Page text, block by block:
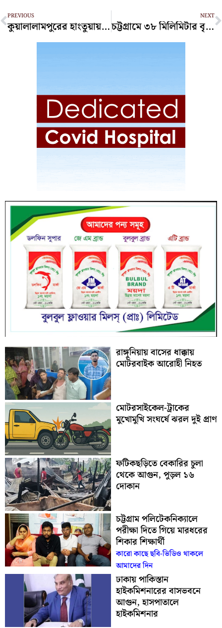
Prev
PREVIOUS
কুয়ালালামপুরের হাংতুয়ায় চালু হলো বাংলাদেশি রেস্টুরেন্ট ‘মেজবান’
NEXT
চট্টগ্রামে ৩৮ মিলিমিটার বৃষ্টিপাত, নিচু এলাকায় জলাবদ্ধতা
রাঙ্গুনিয়ায় বাসের ধাক্কায়
মোটরবাইক আরোহী নিহত
মোটরসাইকেল-ট্রাকের
মুখোমুখি সংঘর্ষে ঝরল দুই প্রাণ
ফটিকছড়িতে বেকারির চুলা
থেকে আগুন, পুড়ল ১৬
দোকান
চট্টগ্রাম পলিটেকনিক্যালে
পরীক্ষা দিতে গিয়ে মারধরের
শিকার শিক্ষার্থী
কারো কাছে ছবি-ভিডিও থাকলে
আমাদের দিন
ঢাকায় পাকিস্তান
হাইকমিশনারের বাসভবনে
আগুন, হাসপাতালে
হাইকমিশনার